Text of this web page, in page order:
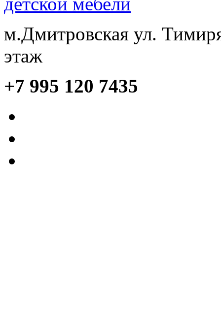
м.Дмитровская ул.
этаж
+7 995 120 7435